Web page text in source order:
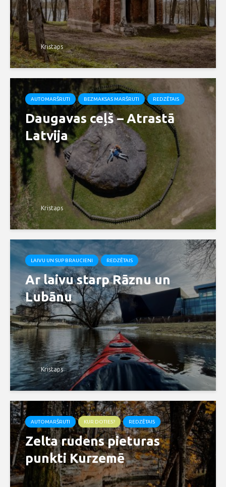
Kristaps
AUTOMARŠRUTI BEZMAKSAS MARŠRUTI REDZĒTAIS
Daugavas ceļš – Atrastā
Latvija
Kristaps
LAIVU UN SUP BRAUCIENI REDZĒTAIS
Ar laivu starp Rāznu un
Lubānu
Kristaps
AUTOMARŠRUTI KUR DOTIES? REDZĒTAIS
Zelta rudens pieturas
punkti Kurzemē